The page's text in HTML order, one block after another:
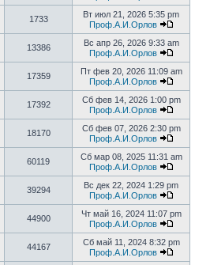
1733
Вт июл 21, 2026 5:35 pm
Проф.А.И.Орлов
13386
Вс апр 26, 2026 9:33 am
Проф.А.И.Орлов
17359
Пт фев 20, 2026 11:09 am
Проф.А.И.Орлов
17392
Сб фев 14, 2026 1:00 pm
Проф.А.И.Орлов
18170
Сб фев 07, 2026 2:30 pm
Проф.А.И.Орлов
60119
Сб мар 08, 2025 11:31 am
Проф.А.И.Орлов
39294
Вс дек 22, 2024 1:29 pm
Проф.А.И.Орлов
44900
Чт май 16, 2024 11:07 pm
Проф.А.И.Орлов
44167
Сб май 11, 2024 8:32 pm
Проф.А.И.Орлов